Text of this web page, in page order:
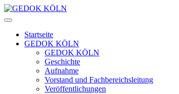
Startseite
GEDOK KÖLN
GEDOK KÖLN
Geschichte
Aufnahme
Vorstand und Fachbereichsleitung
Veröffentlichungen